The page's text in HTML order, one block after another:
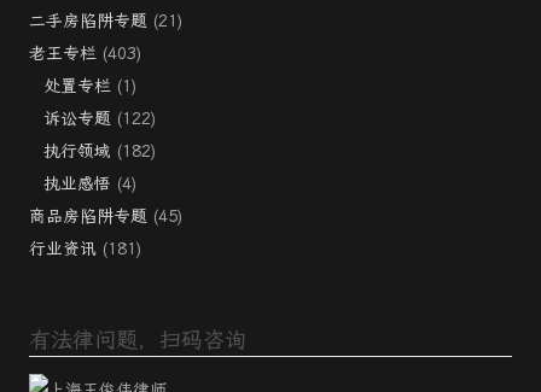
二手房陷阱专题 (21)
老王专栏 (403)
处置专栏 (1)
诉讼专题 (122)
执行领域 (182)
执业感悟 (4)
商品房陷阱专题 (45)
行业资讯 (181)
有法律问题，扫码咨询